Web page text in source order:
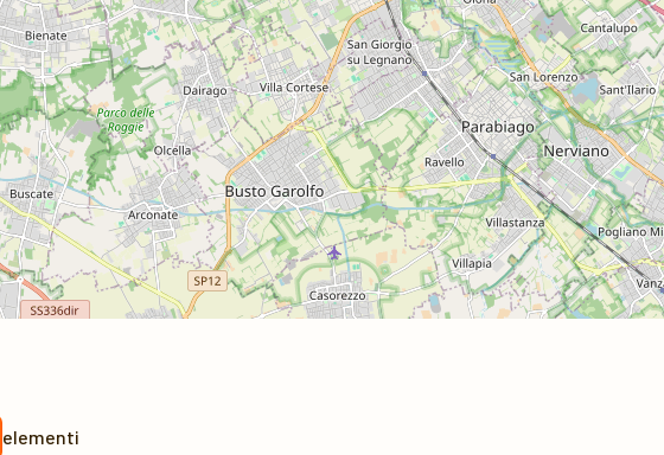
elementi